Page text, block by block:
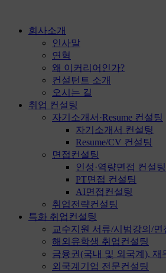
회사소개
인사말
연혁
왜 이커리어인가?
컨설턴트 소개
오시는 길
취업 컨설팅
자기소개서·Resume 컨설팅
자기소개서 컨설팅
Resume/CV 컨설팅
면접컨설팅
인성·역량면접 컨설팅
PT면접 컨설팅
AI면접컨설팅
취업전략컨설팅
특화 취업컨설팅
교수지원 서류/시범강의/면
해외유학생 취업컨설팅
금융권(국내 및 외국계), 재
외국계기업 전문컨설팅